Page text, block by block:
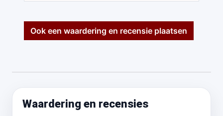
Ook een waardering en recensie plaatsen
Waardering en recensies